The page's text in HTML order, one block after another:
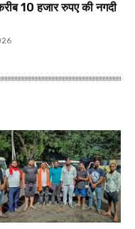
10 हजार रुपए की नगदी